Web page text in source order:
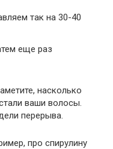
так на 30-40
еще раз
насколько
ваши волосы.
перерыва.
про спирулину